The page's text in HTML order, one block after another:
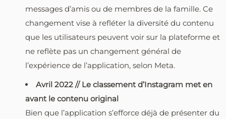
messages d’amis ou de membres de la famille. Ce
changement vise à refléter la diversité du contenu
que les utilisateurs peuvent voir sur la plateforme et
ne reflète pas un changement général de
l’expérience de l’application, selon Meta.
Avril 2022 // Le classement d’Instagram met en
avant le contenu original
Bien que l’application s’efforce déjà de présenter du